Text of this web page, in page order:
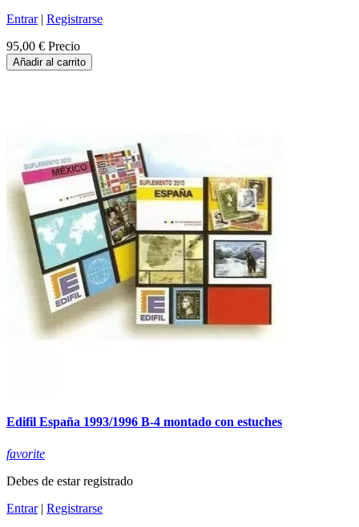
Entrar| Registrarse
95,00 € Precio
Añadir al carrito
Edifil España 1993/1996 B-4 montado con estuches
favorite
Debes de estar registrado
Entrar| Registrarse